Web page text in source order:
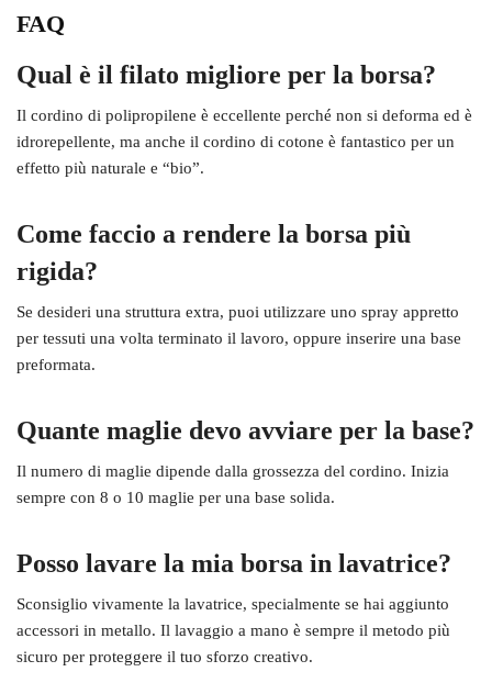
FAQ
Qual è il filato migliore per la borsa?
Il cordino di polipropilene è eccellente perché non si deforma ed è
idrorepellente, ma anche il cordino di cotone è fantastico per un
effetto più naturale e “bio”.
Come faccio a rendere la borsa più
rigida?
Se desideri una struttura extra, puoi utilizzare uno spray appretto
per tessuti una volta terminato il lavoro, oppure inserire una base
preformata.
Quante maglie devo avviare per la base?
Il numero di maglie dipende dalla grossezza del cordino. Inizia
sempre con 8 o 10 maglie per una base solida.
Posso lavare la mia borsa in lavatrice?
Sconsiglio vivamente la lavatrice, specialmente se hai aggiunto
accessori in metallo. Il lavaggio a mano è sempre il metodo più
sicuro per proteggere il tuo sforzo creativo.